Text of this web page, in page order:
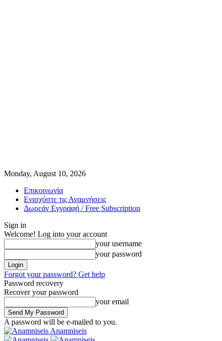
Monday, August 10, 2026
Επικοινωνία
Ενισχύστε τις Αναμνήσεις
Δωρεάν Εγγραφή / Free Subscription
Sign in
Welcome! Log into your account
your username
your password
Forgot your password? Get help
Password recovery
Recover your password
your email
A password will be e-mailed to you.
Anamniseis